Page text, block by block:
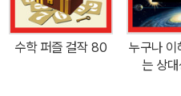
행성을 비롯한 우주 천체들의 이
밤 하늘에 빛나는 별의 여러 가지
별 별자리, 그리고 각 월의 대표적
수학 퍼즐 걸작 80
누구나 이
는 상